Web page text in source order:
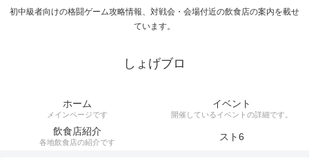
初中級者向けの格闘ゲーム攻略情報、対戦会・会場付近の飲食店の案内を載せ
ています。
しょげブロ
ホーム
メインページです
イベント
開催しているイベントの詳細です。
飲食店紹介
各地飲食店の紹介です スト6